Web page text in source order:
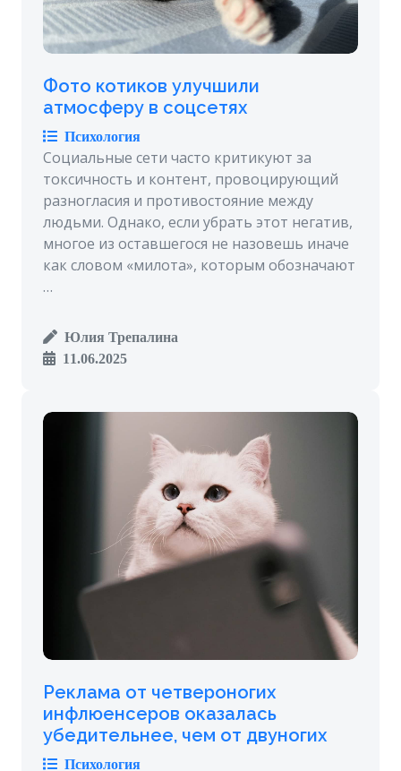
Фото котиков улучшили
атмосферу в соцсетях
Психология
Социальные сети часто критикуют за
токсичность и контент, провоцирующий
разногласия и противостояние между
людьми. Однако, если убрать этот негатив,
многое из оставшегося не назовешь иначе
как словом «милота», которым обозначают
…
Юлия Трепалина
11.06.2025
Реклама от четвероногих
инфлюенсеров оказалась
убедительнее, чем от двуногих
Психология